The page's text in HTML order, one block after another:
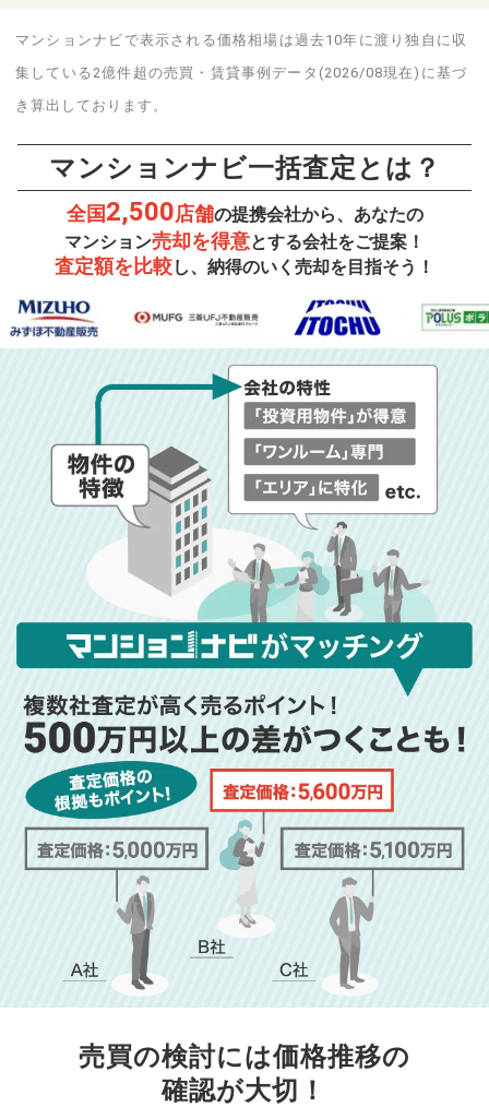
マンションナビで表示される価格相場は過去10年に渡り独自に収
集している2億件超の売買・賃貸事例データ(2026/08現在)に基づ
き算出しております。
マンションナビ一括査定とは？
全国2,500店舗の提携会社から、あなたの
マンション売却を得意とする会社をご提案！
査定額を比較し、納得のいく売却を目指そう！
売買の検討には価格推移の
確認が大切！